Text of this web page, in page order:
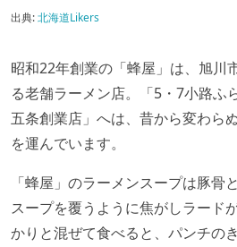
出典:北海道Likers
昭和22年創業の「蜂屋」は、旭川
る老舗ラーメン店。「5・7小路ふ
五条創業店」へは、昔から変わら
を運んでいます。
「蜂屋」のラーメンスープは豚骨
スープを覆うように焦がしラード
かりと混ぜて食べると、パンチの